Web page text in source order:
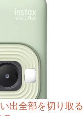
出全部を切り取る